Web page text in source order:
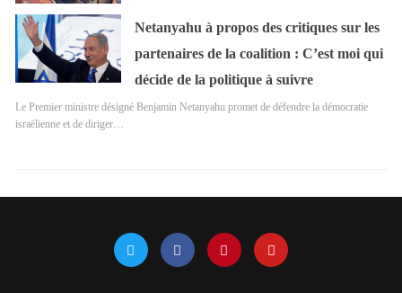
Netanyahu à propos des critiques sur les
partenaires de la coalition : C’est moi qui
décide de la politique à suivre
Le Premier ministre désigné Benjamin Netanyahu promet de défendre la démocratie
israélienne et de diriger…